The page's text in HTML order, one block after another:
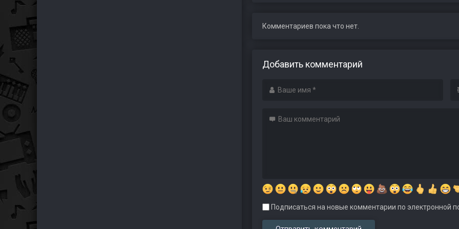
Комментариев пока что нет.
Добавить комментарий
Подписаться на новые комментарии по электронной